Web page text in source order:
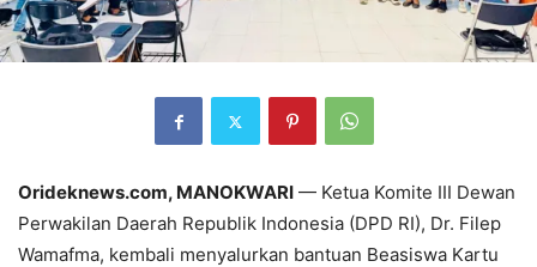
Orideknews.com, MANOKWARI — Ketua Komite III Dewan
Perwakilan Daerah Republik Indonesia (DPD RI), Dr. Filep
Wamafma, kembali menyalurkan bantuan Beasiswa Kartu